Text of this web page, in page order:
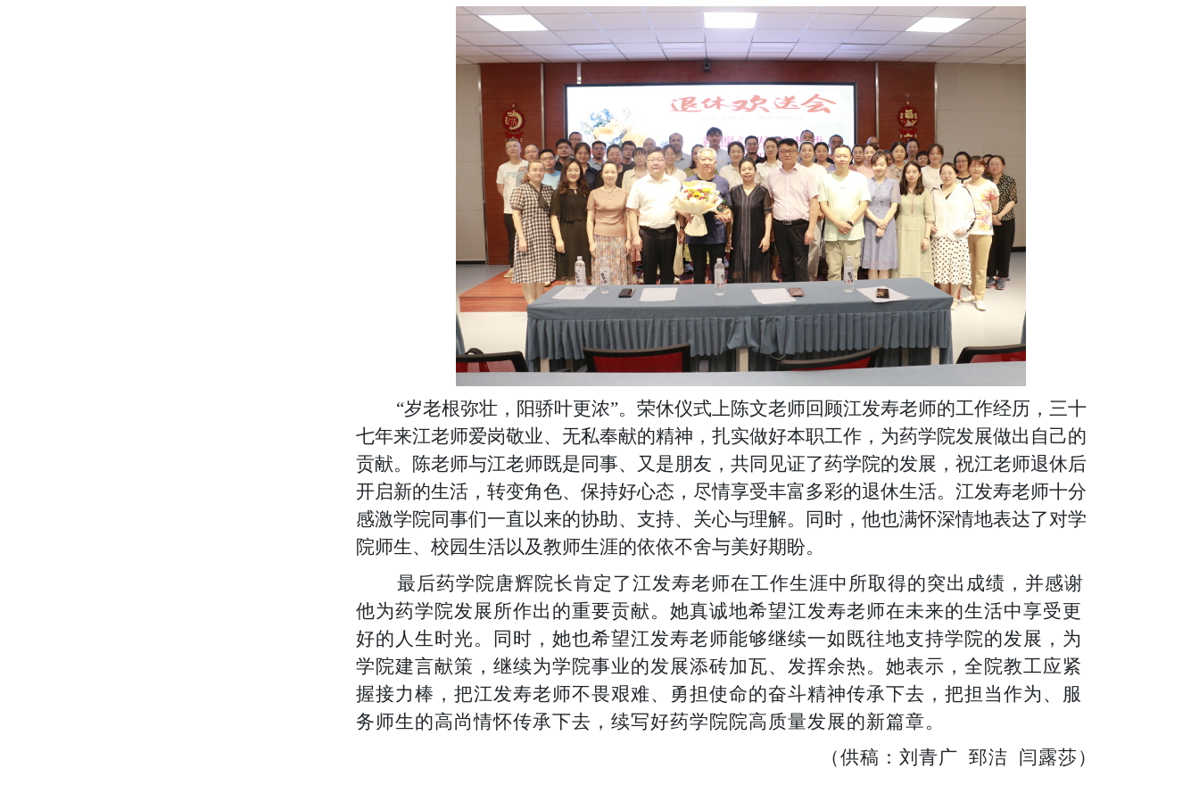
“岁老根弥壮，阳骄叶更浓”。荣休仪式 上陈文老师回顾江发寿老师的工作经历 ， 三十
七年来江老师爱岗敬业、无私奉献的精神，扎实做好本职工作，为药学院发展做出自己的
贡献。 陈老师与江老师既是同事、 又是朋友 ， 共同见证了药学院的发展， 祝江老师退休后
开启新的生活，转变角色、保持好心态，尽情享受丰富多彩的退休生活。 江发寿老师十分
感激学院同事们一直以来的协助、支持、关心与理解。同时，他也满怀深情地表达了对学
院师生、校园生活以及教师生涯的依依不舍与美好期盼。
最后药学院唐辉院长肯定了江发寿老师在工作生涯中所取得的突出成绩，并感谢
他为药学院发展所作出 的重要贡献。 她真诚地希望江发寿老师在未来的生活中享受更
好的人生时光。同时， 她也希望江发寿老师能够继续一如既往地支持学院的发展，为
学院建言献策，继续为学院事业的发展添砖加瓦、发挥余热。 她表示，全院教工应紧
握接力棒，把江发寿老师不畏艰难、勇担使命的奋斗精神传承下去，把担当作为、服
务师生的高尚情怀传承下去，续写好药学院院高质量发展的新篇章。
（供稿：刘青广 郅洁 闫露莎）